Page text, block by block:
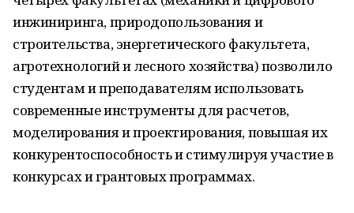
инжиниринга, природопользования и
строительства, энергетического факультета,
агротехнологий и лесного хозяйства) позволило
студентам и преподавателям использовать
современные инструменты для расчетов,
моделирования и проектирования, повышая их
конкурентоспособность и стимулируя участие в
конкурсах и грантовых программах.